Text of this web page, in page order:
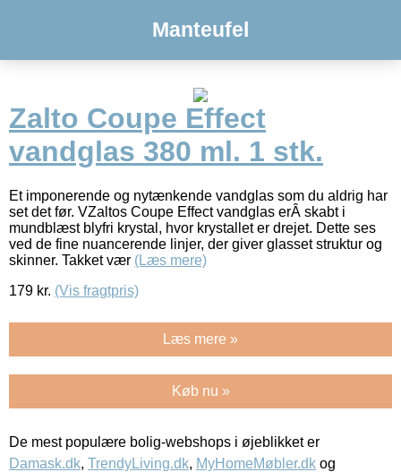
Manteufel
Zalto Coupe Effect
vandglas 380 ml. 1 stk.
Et imponerende og nytænkende vandglas som du aldrig har
set det før. VZaltos Coupe Effect vandglas erÂ skabt i
mundblæst blyfri krystal, hvor krystallet er drejet. Dette ses
ved de fine nuancerende linjer, der giver glasset struktur og
skinner. Takket vær (Læs mere)
179 kr. (Vis fragtpris)
Læs mere »
Køb nu »
De mest populære bolig-webshops i øjeblikket er
Damask.dk, TrendyLiving.dk, MyHomeMøbler.dk og